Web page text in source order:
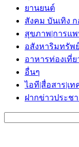
ยานยนต์
สังคม บันเทิง
สุขภาพ|การแ
อสังหาริมทรัพย์
อาหารท่องเที่
อื่นๆ
ไอที|สื่อสาร|เท
ฝากข่าวประช